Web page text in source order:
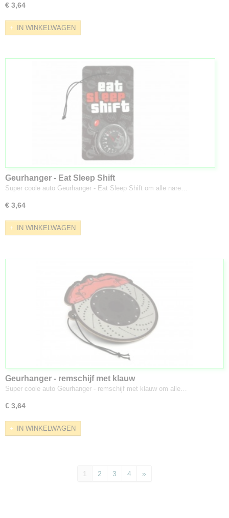
€ 3,64
IN WINKELWAGEN
Geurhanger - Eat Sleep Shift
Super coole auto Geurhanger - Eat Sleep Shift om alle nare…
€ 3,64
IN WINKELWAGEN
Geurhanger - remschijf met klauw
Super coole auto Geurhanger - remschijf met klauw om alle…
€ 3,64
IN WINKELWAGEN
1 2 3 4 »